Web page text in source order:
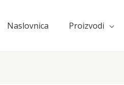
Naslovnica Proizvodi